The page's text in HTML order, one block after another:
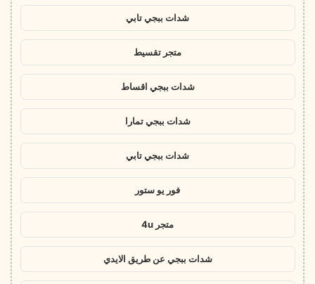
شدات ببجي تابي
متجر تقسيط
شدات ببجي اقساط
شدات ببجي تمارا
شدات ببجي تابي
فور يو ستور
متجر 4u
شدات ببجي عن طريق الايدي